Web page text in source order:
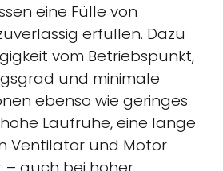
eine Fülle von
erfüllen. Dazu
vom Betriebspunkt,
und minimale
ebenso wie geringes
Laufruhe, eine lange
Ventilator und Motor